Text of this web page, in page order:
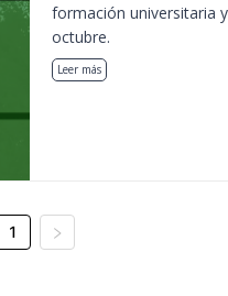
formación universitaria
octubre.
Leer más
1